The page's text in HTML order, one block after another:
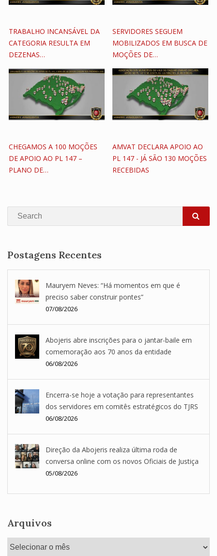
TRABALHO INCANSÁVEL DA
CATEGORIA RESULTA EM
DEZENAS…
SERVIDORES SEGUEM
MOBILIZADOS EM BUSCA DE
MOÇÕES DE…
CHEGAMOS A 100 MOÇÕES
DE APOIO AO PL 147 –
PLANO DE…
AMVAT DECLARA APOIO AO
PL 147 - JÁ SÃO 130 MOÇÕES
RECEBIDAS
Search
Postagens Recentes
Mauryem Neves: “Há momentos em que é
preciso saber construir pontes”
07/08/2026
Abojeris abre inscrições para o jantar-baile em
comemoração aos 70 anos da entidade
06/08/2026
Encerra-se hoje a votação para representantes
dos servidores em comitês estratégicos do TJRS
06/08/2026
Direção da Abojeris realiza última roda de
conversa online com os novos Oficiais de Justiça
05/08/2026
Arquivos
Arquivos